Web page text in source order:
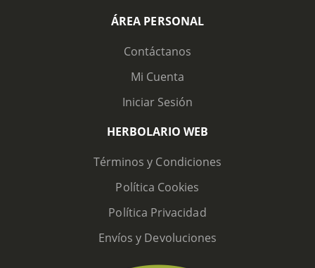
ÁREA PERSONAL
Contáctanos
Mi Cuenta
Iniciar Sesión
HERBOLARIO WEB
Términos y Condiciones
Política Cookies
Política Privacidad
Envíos y Devoluciones